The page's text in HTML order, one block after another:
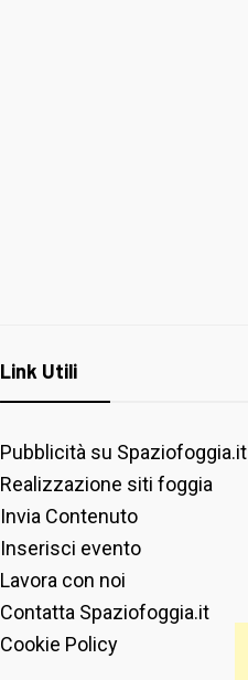
Link Utili
Pubblicità su Spaziofoggia.it
Realizzazione siti foggia
Invia Contenuto
Inserisci evento
Lavora con noi
Contatta Spaziofoggia.it
Cookie Policy